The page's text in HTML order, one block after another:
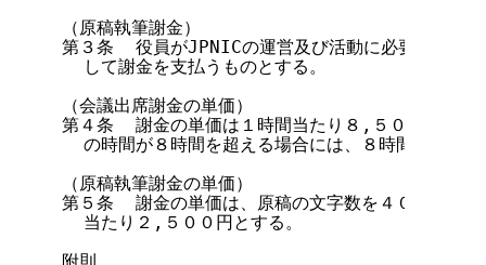
（原稿執筆謝金）
第３条  役員がJPNICの運営及び活動に必要な原稿
  して謝金を支払うものとする。
（会議出席謝金の単価）
第４条  謝金の単価は１時間当たり８,５００円とす
の時間が８時間を超える場合には、８時間を上限
（原稿執筆謝金の単価）
第５条  謝金の単価は、原稿の文字数を４００字詰
  当たり２,５００円とする。
附則